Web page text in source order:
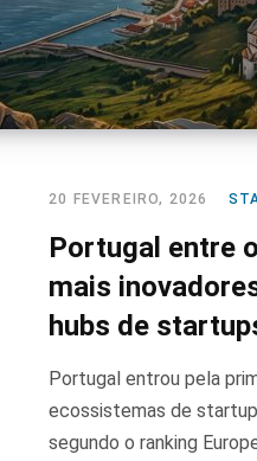
20 FEVEREIRO, 2026
Portugal entre
mais
hubs de
Portugal entrou pela
ecossistemas de
segundo o ranking